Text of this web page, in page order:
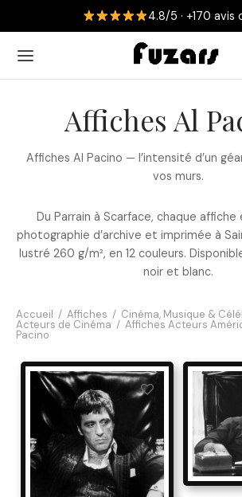
4.8/5 · +170 avis
Affiches Al
Affiches Al Pacino — l’intensité d’un
vos murs.
Du Parrain à Scarface, chaque affiche
photographie d’archive et imprimée à
lustré 260 g/m², en 12 couleurs.
noir et blanc.
Accueil / Affiches / Cinéma, Musique &
Acteurs de Cinéma / Affiches Acteurs
Pacino
Retour